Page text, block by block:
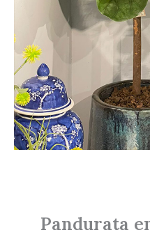
Pandurata